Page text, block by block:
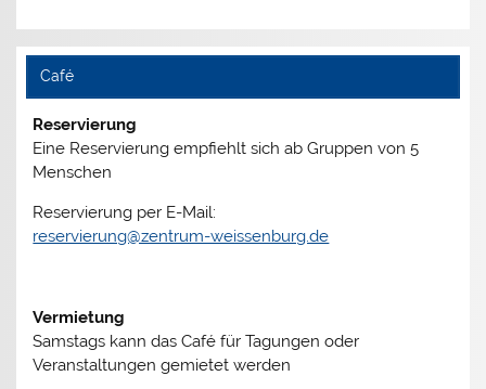
Café
Reservierung
Eine Reservierung empfiehlt sich ab Gruppen von 5
Menschen
Reservierung per E-Mail:
reservierung@zentrum-weissenburg.de
Vermietung
Samstags kann das Café für Tagungen oder
Veranstaltungen gemietet werden